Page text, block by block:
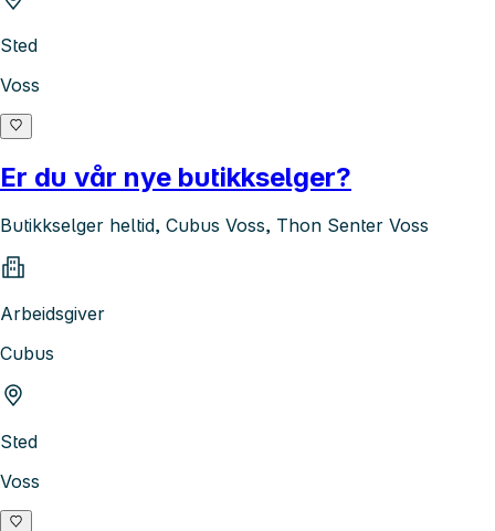
Sted
Voss
Er du vår nye butikkselger?
Butikkselger heltid, Cubus Voss, Thon Senter Voss
Arbeidsgiver
Cubus
Sted
Voss